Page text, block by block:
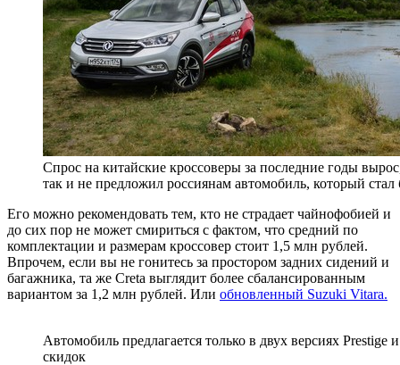
Спрос на китайские кроссоверы за последние годы
так и не предложил россиянам автомобиль, который стал
Его можно рекомендовать тем, кто не страдает чайнофобией и
до сих пор не может смириться с фактом, что средний по
комплектации и размерам кроссовер стоит 1,5 млн рублей.
Впрочем, если вы не гонитесь за простором задних сидений и
багажника, та же Creta выглядит более сбалансированным
вариантом за 1,2 млн рублей. Или обновленный Suzuki Vitara.
Автомобиль предлагается только в двух версиях
скидок